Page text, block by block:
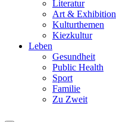
Literatur
Art & Exhibition
Kulturthemen
Kiezkultur
Leben
Gesundheit
Public Health
Sport
Familie
Zu Zweit